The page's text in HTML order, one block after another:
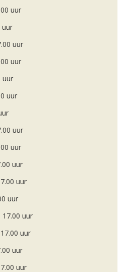
uur
uur
uur
uur
uur
uur
uur
uur
uur
uur
uur
uur
uur
uur
uur